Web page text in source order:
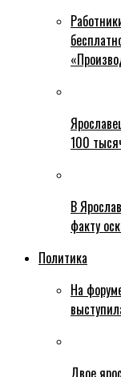
100
В
факту
Политика
На